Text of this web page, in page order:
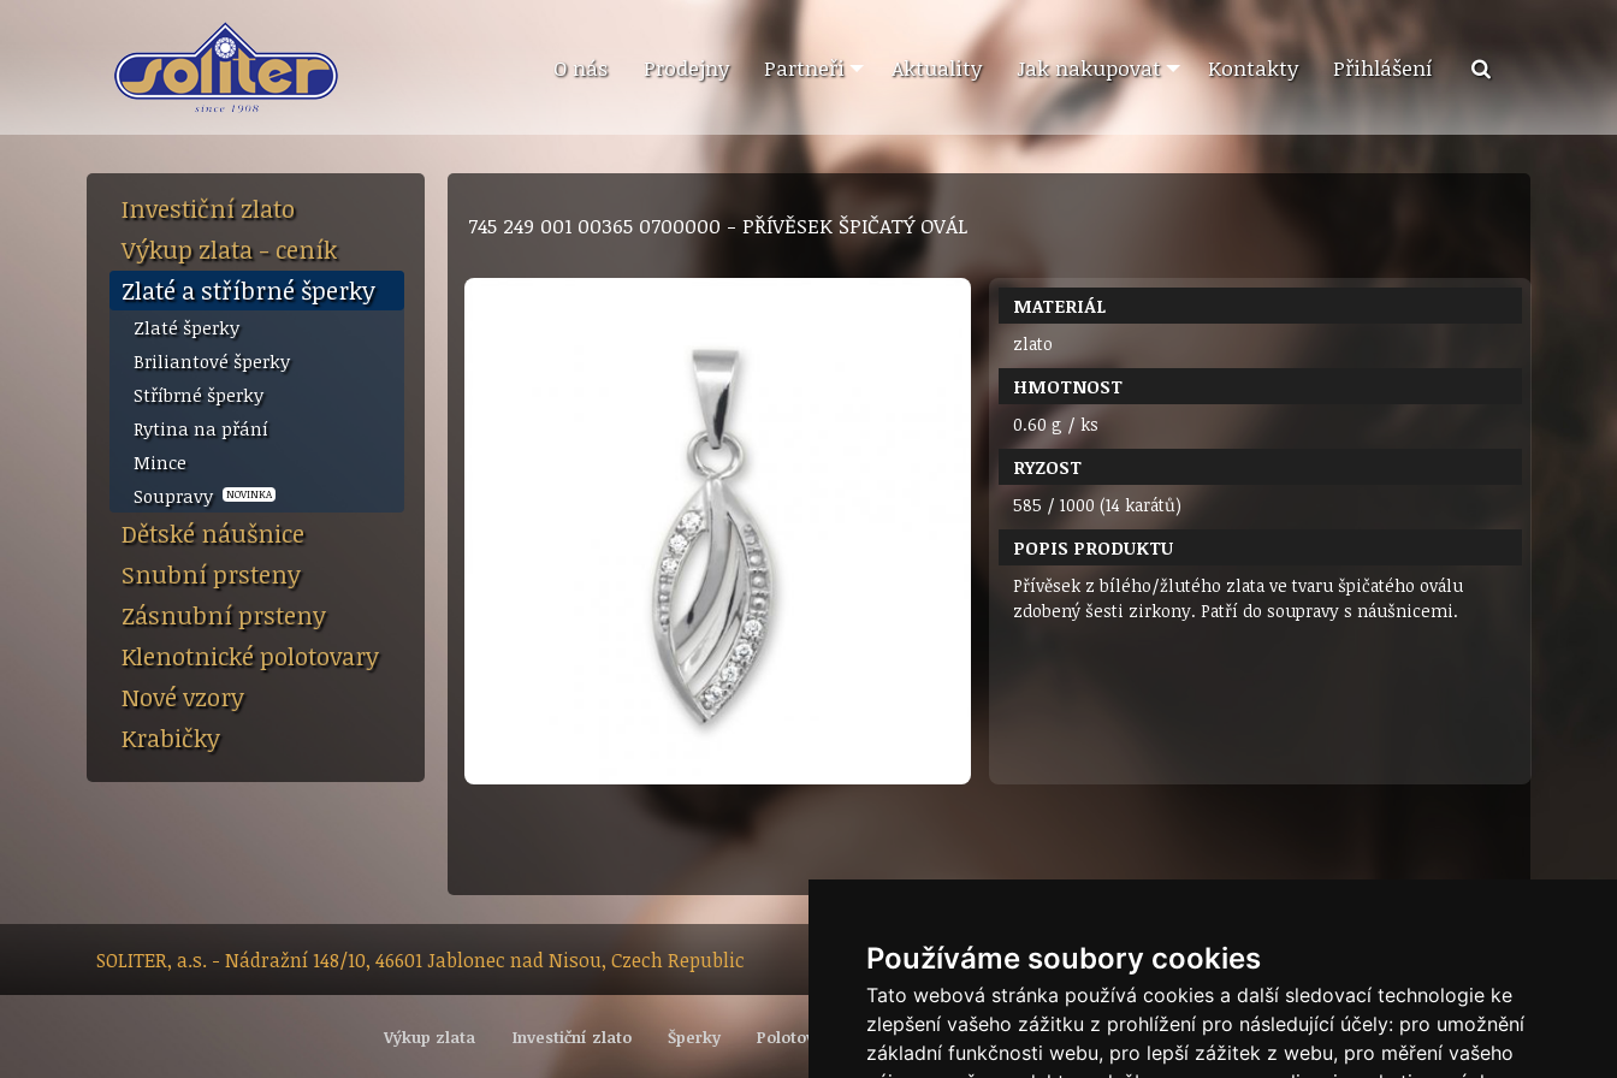
Používáme soubory cookies
Tato webová stránka používá cookies a další sledovací technologie ke
zlepšení vašeho zážitku z prohlížení pro následující účely: pro umožnění
základní funkčnosti webu, pro lepší zážitek z webu, pro měření vašeho
O nás Prodejny Partneři Aktuality Jak nakupovat Kontakty Přihlášení
Investiční zlato
Výkup zlata - ceník
Zlaté a stříbrné šperky
Zlaté šperky
Briliantové šperky
Stříbrné šperky
Rytina na přání
Mince
Soupravy
NOVINKA
Dětské náušnice
Snubní prsteny
Zásnubní prsteny
Klenotnické polotovary
Nové vzory
Krabičky
745 249 001 00365 0700000 - PŘÍVĚSEK ŠPIČATÝ OVÁL
MATERIÁL
zlato
HMOTNOST
0.60 g / ks
RYZOST
585 / 1000 (14 karátů)
POPIS PRODUKTU
Přívěsek z bílého/žlutého zlata ve tvaru špičatého oválu
zdobený šesti zirkony. Patří do soupravy s náušnicemi.
SOLITER, a.s. - Nádražní 148/10, 46601 Jablonec nad Nisou, Czech Republic Dárkový certifikát
Výkup zlata Investiční zlato Šperky Polotovary Vývoj světové ceny zlata Puncovní značky